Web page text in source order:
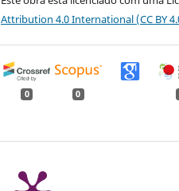
Attribution 4.0 International(CC BY
0 0